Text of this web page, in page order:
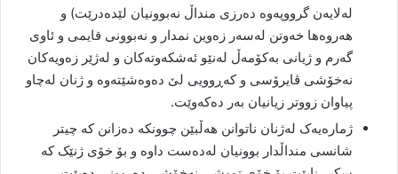
لەلایەن گرووپەوە دەرزی منداڵ نەبوونیان لێدەدرێت) و
هەروەها خەوتن لەسەر زەوین نمدار و نەبوونی قایمی و ئاوی
گەرم و ژیانی بەکۆمەڵ لەنێو ئەشکەوتەکان و لەژێر زەویەکان
نەخۆشی ڤایرۆسی و کەڕوویی لێ دەوەشێتەوە و ژنان لەچاو
پیاوان زووتر زیانیان بەر دەکەوێت.
ژمارەیەک لەژنان ناتوانن هەڵبێن چوونکە دەزانن کە چیتر
شانسی منداڵدار بوونیان لەدەست داوە و بۆ خۆی ژنێک کە